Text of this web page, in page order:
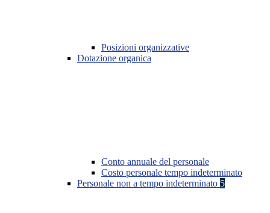
Posizioni organizzative
Dotazione organica
Conto annuale del personale
Costo personale tempo indeterminato
Personale non a tempo indeterminato 5